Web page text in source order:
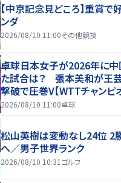
【中京記念見どころ】重賞で
ンダ
2026/08/10 11:00その他競技
卓球日本女子が2026年に中
た試合は？ 張本美和が王
撃破で圧巻V【WTTチャンピ
2026/08/10 11:00卓球
松山英樹は変動なし24位 2
へ／男子世界ランク
2026/08/10 10:31 ゴルフ